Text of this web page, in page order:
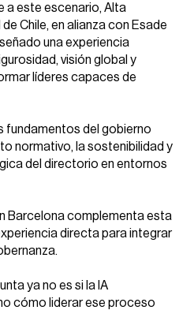
a este escenario, Alta
Chile, en alianza con Esade
una experiencia
visión global y
líderes capaces de
fundamentos del gobierno
normativo, la sostenibilidad y
del directorio en entornos
Barcelona complementa esta
directa para integrar
ya no es si la IA
cómo liderar ese proceso